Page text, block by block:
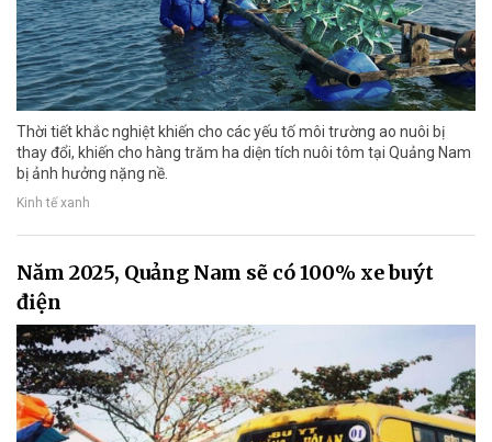
Thời tiết khắc nghiệt khiến cho các yếu tố môi trường ao nuôi bị
thay đổi, khiến cho hàng trăm ha diện tích nuôi tôm tại Quảng Nam
bị ảnh hưởng nặng nề.
Kinh tế xanh
Năm 2025, Quảng Nam sẽ có 100% xe buýt
điện